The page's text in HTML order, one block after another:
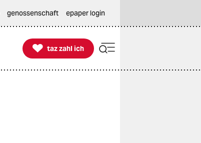
genossenschaft epaper login

taz zahl ich
taz zahl ich